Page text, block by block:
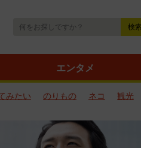
エンタメ
みたい のりもの ネコ 観光